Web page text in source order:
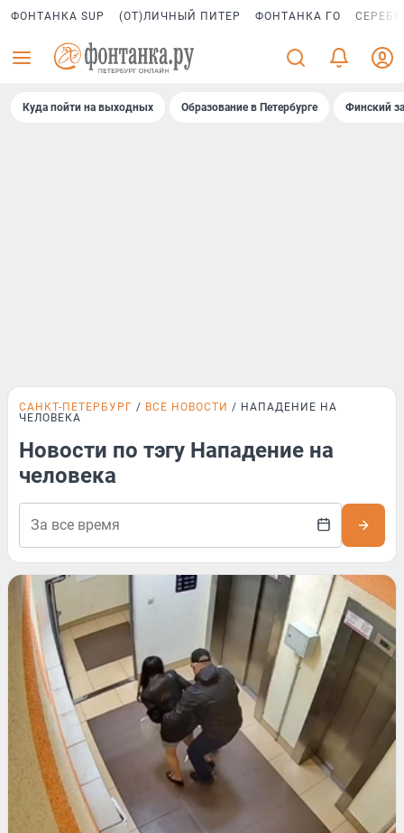
ФОНТАНКА SUP (ОТ)ЛИЧНЫЙ ПИТЕР ФОНТАНКА ГО
Куда пойти на выходных Образование в Петербурге Финский
САНКТ-ПЕТЕРБУРГ ВСЕ НОВОСТИ
НАПАДЕНИЕ НА
ЧЕЛОВЕКА
Новости по тэгу Нападение на
человека